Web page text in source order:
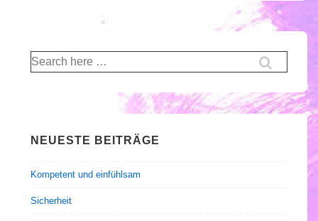
Suche
nach:
NEUESTE BEITRÄGE
Kompetent und einfühlsam
Sicherheit